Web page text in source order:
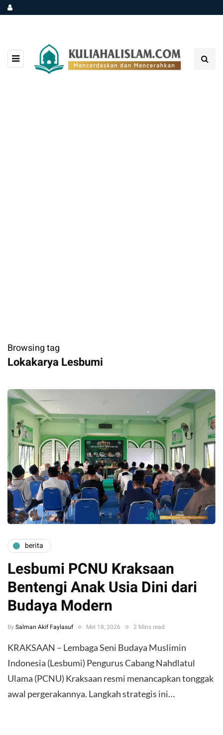
Browsing tag
​Lokakarya Lesbumi
berita
Lesbumi PCNU Kraksaan
Bentengi Anak Usia Dini dari
Budaya Modern
By Salman Akif Faylasuf Mei 18, 2026 2 Mins read
KRAKSAAN – Lembaga Seni Budaya Muslimin
Indonesia (Lesbumi) Pengurus Cabang Nahdlatul
Ulama (PCNU) Kraksaan resmi menancapkan tonggak
awal pergerakannya. Langkah strategis ini…